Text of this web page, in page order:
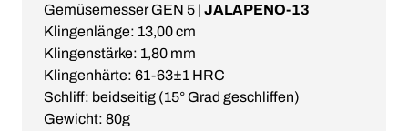
Gemüsemesser GEN 5 | JALAPENO-13
Klingenlänge: 13,00 cm
Klingenstärke: 1,80 mm
Klingenhärte: 61-63±1 HRC
Schliff: beidseitig (15° Grad geschliffen)
Gewicht: 80g